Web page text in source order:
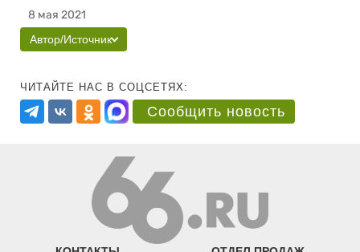
8 мая 2021
Автор/Источник
ЧИТАЙТЕ НАС В СОЦСЕТЯХ:
Сообщить новость